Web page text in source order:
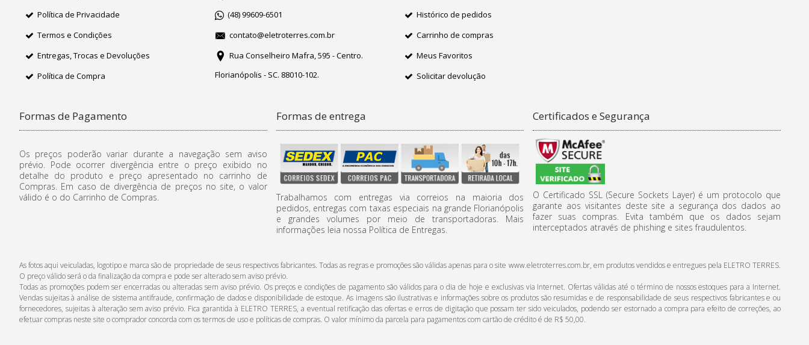
Política de Privacidade
Termos e Condições
Entregas, Trocas e Devoluções
Política de Compra
(48) 99609-6501
contato@eletroterres.com.br
Rua Conselheiro Mafra, 595 - Centro.
Florianópolis - SC. 88010-102.
Histórico de pedidos
Carrinho de compras
Meus Favoritos
Solicitar devolução
Formas de Pagamento
Os preços poderão variar durante a navegação sem aviso
prévio. Pode ocorrer divergência entre o preço exibido no
detalhe do produto e preço apresentado no carrinho de
Compras. Em caso de divergência de preços no site, o valor
válido é o do Carrinho de Compras.
Formas de entrega
Trabalhamos com entregas via correios na maioria dos
pedidos, entregas com taxas especiais na grande Florianópolis
e grandes volumes por meio de transportadoras. Mais
informações leia nossa Política de Entregas.
Certificados e Segurança
O Certificado SSL (Secure Sockets Layer) é um protocolo que
garante aos visitantes deste site a segurança dos dados ao
fazer suas compras. Evita também que os dados sejam
interceptados através de phishing e sites fraudulentos.
As fotos aqui veiculadas, logotipo e marca são de propriedade de seus respectivos fabricantes. Todas as regras e promoções são válidas apenas para o site www.eletroterres.com.br, em produtos vendidos e entregues pela ELETRO TERRES.
O preço válido será o da finalização da compra e pode ser alterado sem aviso prévio.
Todas as promoções podem ser encerradas ou alteradas sem aviso prévio. Os preços e condições de pagamento são válidos para o dia de hoje e exclusivas via Internet. Ofertas válidas até o término de nossos estoques para a Internet.
Vendas sujeitas à análise de sistema antifraude, confirmação de dados e disponibilidade de estoque. As imagens são ilustrativas e informações sobre os produtos são resumidas e de responsabilidade de seus respectivos fabricantes e ou
fornecedores, sujeitas à alteração sem aviso prévio. Fica garantida à ELETRO TERRES, a eventual retificação das ofertas e erros de digitação que possam ter sido veiculados, podendo ser estornado a compra para efeito de correções, ao
efetuar compras neste site o comprador concorda com os termos de uso e políticas de compras. O valor mínimo da parcela para pagamentos com cartão de crédito é de R$ 50,00.